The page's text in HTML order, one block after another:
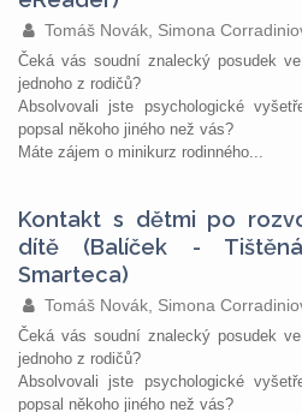
Tomáš Novák, Simona
Čeká vás soudní znalecký posudek
jednoho z rodičů?
Absolvovali jste psychologické
popsal někoho jiného než vás?
Máte zájem o minikurz rodinného...
Kontakt s dětmi po
dítě (Balíček -
Smarteca)
Tomáš Novák, Simona
Čeká vás soudní znalecký posudek
jednoho z rodičů?
Absolvovali jste psychologické
popsal někoho jiného než vás?